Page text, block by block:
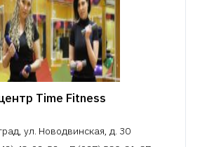
Time Fitness
ул. Новодвинская, д. 30